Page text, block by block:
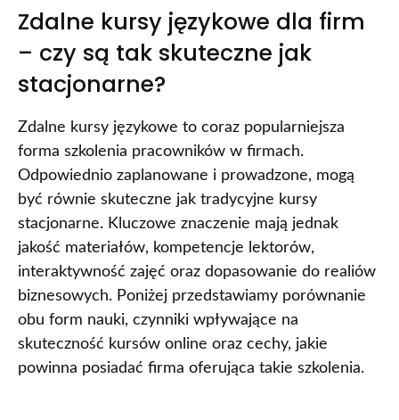
Zdalne kursy językowe dla firm
– czy są tak skuteczne jak
stacjonarne?
Zdalne kursy językowe to coraz popularniejsza
forma szkolenia pracowników w firmach.
Odpowiednio zaplanowane i prowadzone, mogą
być równie skuteczne jak tradycyjne kursy
stacjonarne. Kluczowe znaczenie mają jednak
jakość materiałów, kompetencje lektorów,
interaktywność zajęć oraz dopasowanie do realiów
biznesowych. Poniżej przedstawiamy porównanie
obu form nauki, czynniki wpływające na
skuteczność kursów online oraz cechy, jakie
powinna posiadać firma oferująca takie szkolenia.